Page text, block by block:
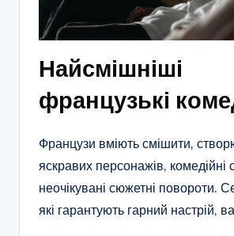
Найсмішніші
французькі
Французи вміють смішити,
яскравих персонажів, комедійні
неочікувані сюжетні повороти.
які гарантують гарний настрій,